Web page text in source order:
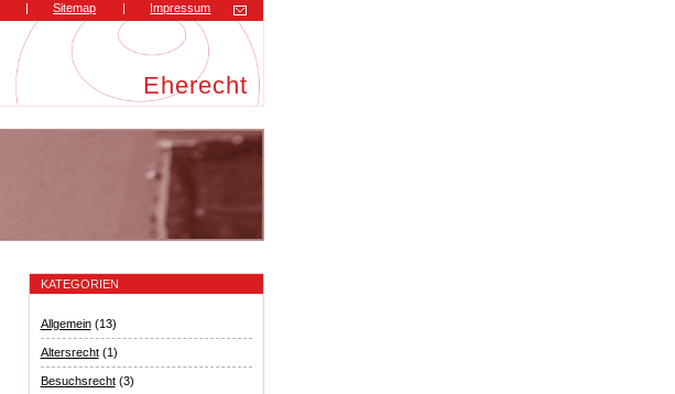
| Sitemap | Impressum
Eherecht
KATEGORIEN
Allgemein(13)
Altersrecht(1)
Besuchsrecht(3)